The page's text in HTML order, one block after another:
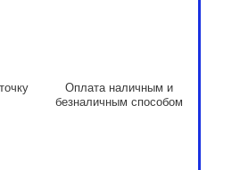
Оплата наличным и
безналичным способом